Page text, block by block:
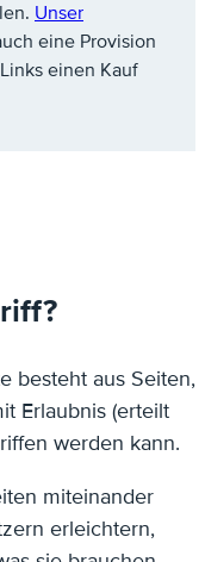
Unser
eine Provision
einen Kauf
besteht aus Seiten,
Erlaubnis (erteilt
werden kann.
miteinander
erleichtern,